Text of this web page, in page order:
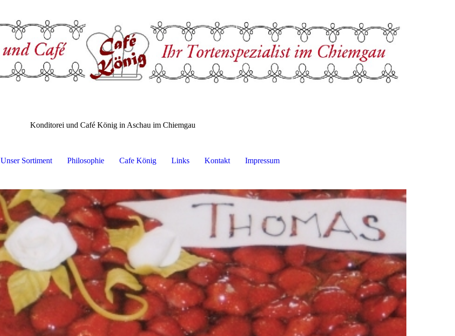
Konditorei und Café König in Aschau im Chiemgau
Unser Sortiment Philosophie Cafe König Links Kontakt Impressum